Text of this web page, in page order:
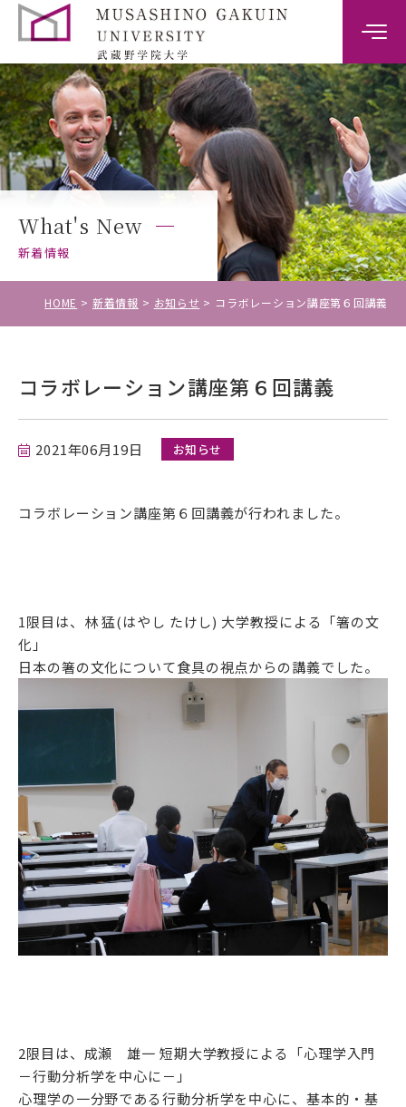
大学案内
学部案内
キャンパスライフ
キャリア・就職支援
入試情報
受験生の方
保護者の方
資料請求・お問い合わせ
アクセス サイトマップ
情報公開I 情報公開Ⅱ
公式SNSアカウント
What's New
新着情報
HOME 新着情報 お知らせ コラボレーション講座第６回講義
コラボレーション講座第６回講義
2021年06月19日 お知らせ
コラボレーション講座第６回講義が行われました。
1限目は、林 猛(はやし たけし) 大学教授による「箸の文
化」
日本の箸の文化について食具の視点からの講義でした。
2限目は、成瀬 雄一 短期大学教授による「心理学入門
－行動分析学を中心に－」
心理学の一分野である行動分析学を中心に、基本的・基